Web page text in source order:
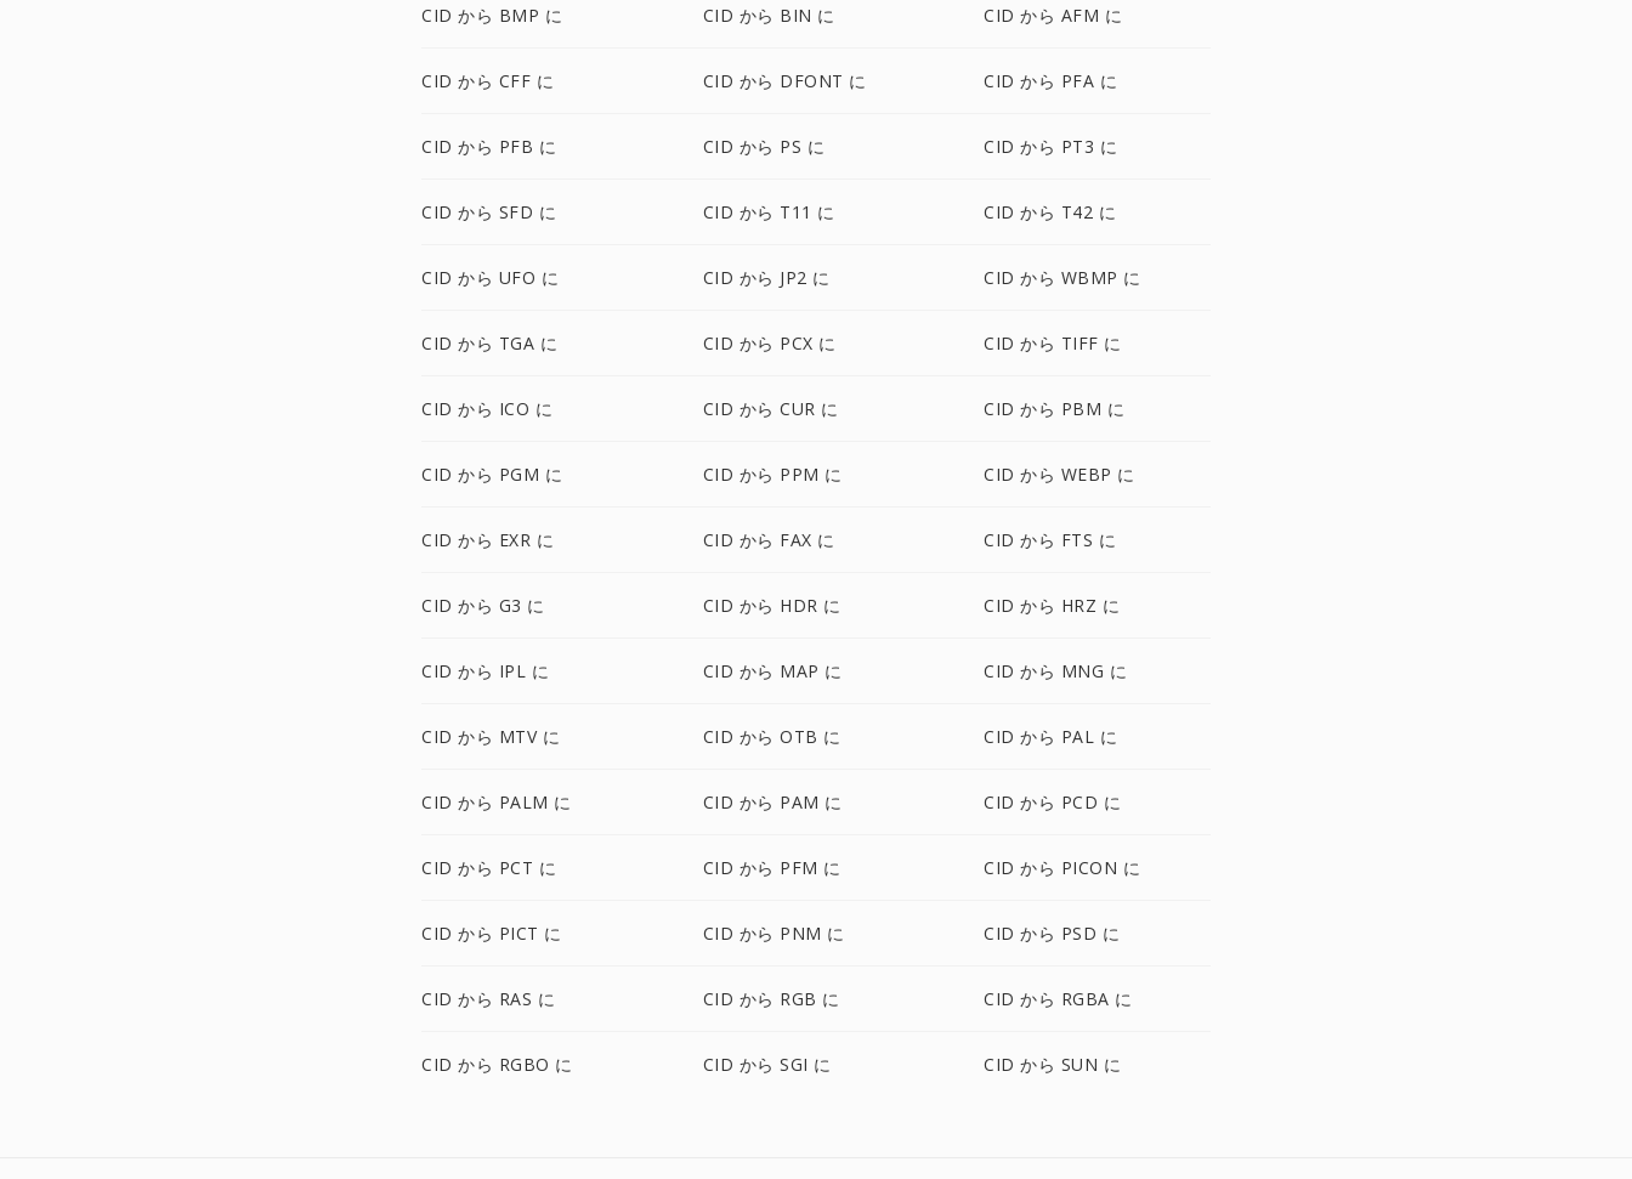
CID から BMP に CID から BIN に CID から AFM に
CID から CFF に CID から DFONT に CID から PFA に
CID から PFB に CID から PS に CID から PT3 に
CID から SFD に CID から T11 に CID から T42 に
CID から UFO に CID から JP2 に CID から WBMP に
CID から TGA に CID から PCX に CID から TIFF に
CID から ICO に CID から CUR に CID から PBM に
CID から PGM に CID から PPM に CID から WEBP に
CID から EXR に CID から FAX に CID から FTS に
CID から G3 に CID から HDR に CID から HRZ に
CID から IPL に CID から MAP に CID から MNG に
CID から MTV に CID から OTB に CID から PAL に
CID から PALM に CID から PAM に CID から PCD に
CID から PCT に CID から PFM に CID から PICON に
CID から PICT に CID から PNM に CID から PSD に
CID から RAS に CID から RGB に CID から RGBA に
CID から RGBO に CID から SGI に CID から SUN に